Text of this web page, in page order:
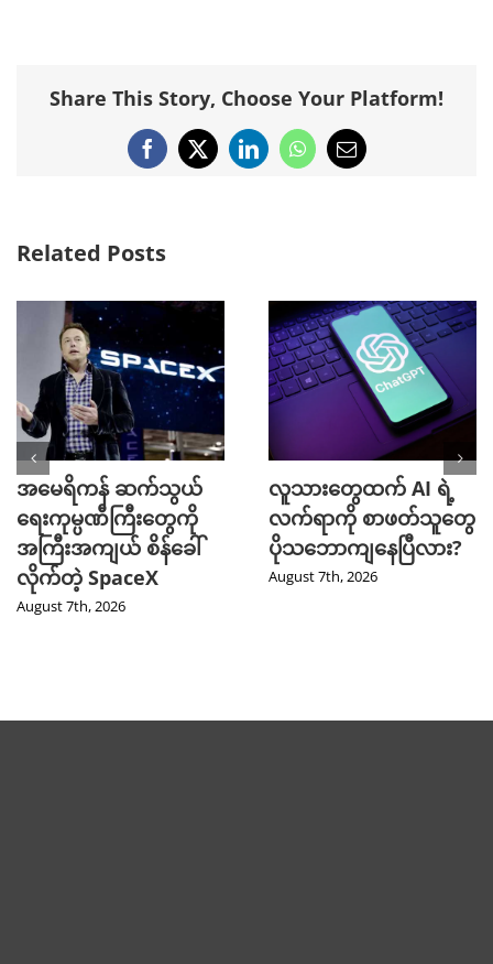
Share This Story, Choose Your Platform!
Facebook
X LinkedInWhatsApp
Email
Related Posts
အမေရိကန် ဆက်သွယ်
ရေးကုမ္ပဏီကြီးတွေကို
အကြီးအကျယ် စိန်ခေါ်
လိုက်တဲ့ SpaceX
August 7th, 2026
လူသားတွေထက် AI ရဲ့
လက်ရာကို စာဖတ်သူတွေ
ပိုသဘောကျနေပြီလား?
August 7th, 2026